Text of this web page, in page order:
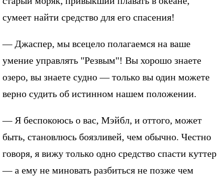
сумеет найти средство для его спасения!
— Джаспер, мы всецело полагаемся на ваше
умение управлять "Резвым"! Вы хорошо знаете
озеро, вы знаете судно — только вы один можете
верно судить об истинном нашем положении.
— Я беспокоюсь о вас, Мэйбл, и оттого, может
быть, становлюсь боязливей, чем обычно. Честно
говоря, я вижу только одно средство спасти куттер
— а ему не миновать разбиться не позже чем